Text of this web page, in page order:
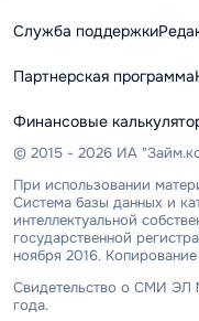
Служба поддержки
Партнерская программа
Финансовые
© 2015 - 2026 ИА
При использовании
Система базы данных и
интеллектуальной
государственной
ноября 2016.
Свидетельство о СМИ ЭЛ
года.